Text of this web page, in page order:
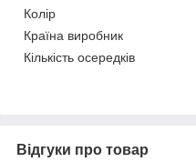
Колір
Країна виробник
Кількість осередків
Відгуки про товар